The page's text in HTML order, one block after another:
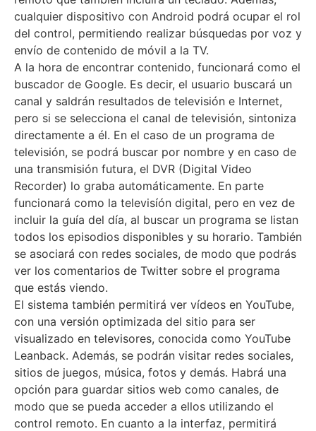
cualquier dispositivo con Android podrá ocupar el rol
del control, permitiendo realizar búsquedas por voz y
envío de contenido de móvil a la TV.
A la hora de encontrar contenido, funcionará como el
buscador de Google. Es decir, el usuario buscará un
canal y saldrán resultados de televisión e Internet,
pero si se selecciona el canal de televisión, sintoniza
directamente a él. En el caso de un programa de
televisión, se podrá buscar por nombre y en caso de
una transmisión futura, el DVR (Digital Video
Recorder) lo graba automáticamente. En parte
funcionará como la televisíón digital, pero en vez de
incluir la guía del día, al buscar un programa se listan
todos los episodios disponibles y su horario. También
se asociará con redes sociales, de modo que podrás
ver los comentarios de Twitter sobre el programa
que estás viendo.
El sistema también permitirá ver vídeos en YouTube,
con una versión optimizada del sitio para ser
visualizado en televisores, conocida como YouTube
Leanback. Además, se podrán visitar redes sociales,
sitios de juegos, música, fotos y demás. Habrá una
opción para guardar sitios web como canales, de
modo que se pueda acceder a ellos utilizando el
control remoto. En cuanto a la interfaz, permitirá